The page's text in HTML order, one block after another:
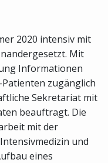
2020 intensiv mit
Mit
Informationen
Patienten zugänglich
Sekretariat mit
beauftragt. Die
mit der
und
eines